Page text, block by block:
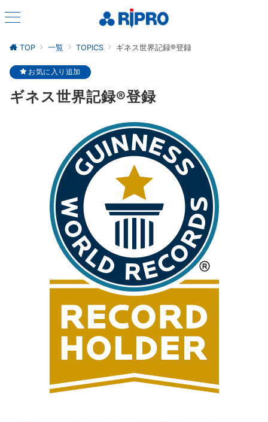
TOP 一覧 TOPICS ギネス世界記録®登録
お気に入り追加
ギネス世界記録®登録